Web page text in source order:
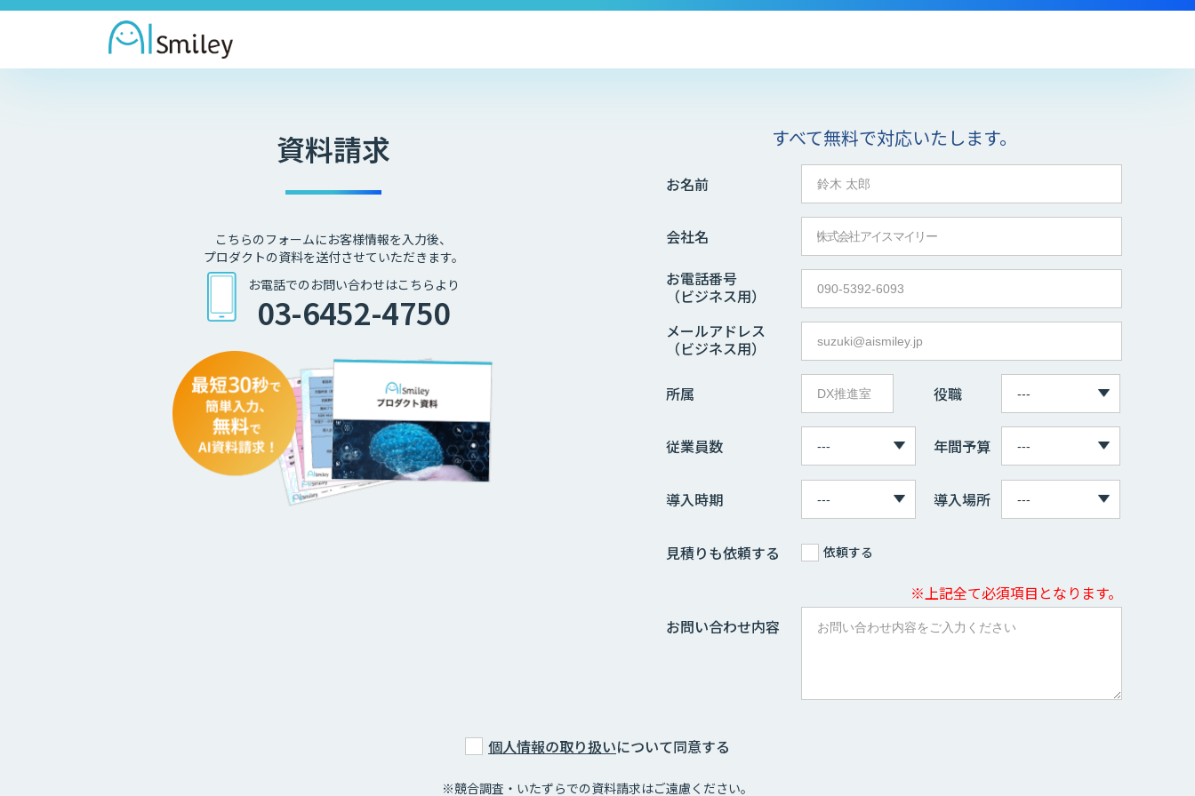
資料請求
こちらのフォームにお客様情報を入力後、
プロダクトの資料を送付させていただきます。
お電話でのお問い合わせはこちらより
03-6452-4750
すべて無料で対応いたします。
お名前
会社名
お電話番号
（ビジネス用）
メールアドレス
（ビジネス用）
所属 役職
従業員数 年間予算
導入時期 導入場所
見積りも依頼する 依頼する
※上記全て必須項目となります。
お問い合わせ内容
個人情報の取り扱いについて同意する
※競合調査・いたずらでの資料請求はご遠慮ください。